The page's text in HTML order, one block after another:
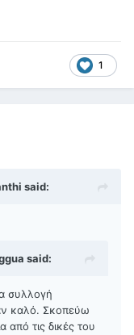
1
said:
said:
συλλογή
καλό. Σκοπεύω
από τις δικές του